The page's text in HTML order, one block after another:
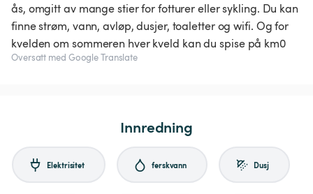
ås, omgitt av mange stier for fotturer eller sykling. Du kan
finne strøm, vann, avløp, dusjer, toaletter og wifi. Og for
kvelden om sommeren hver kveld kan du spise på km0
Oversatt med Google Translate
Innredning
Elektrisitet ferskvann Dusj